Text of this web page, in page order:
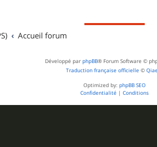
Accueil forum
Développé par phpBB® Forum Software ©
Traduction française officielle ©
Optimized by: phpBB SEO
Confidentialité | Conditions